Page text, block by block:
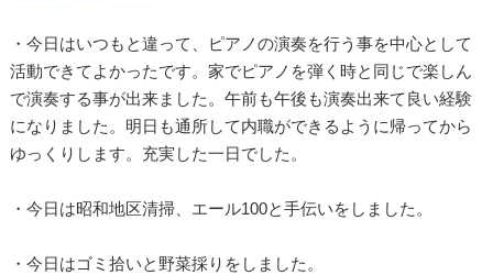
・今日はいつもと違って、ピアノの演奏を行う事を中心として
活動できてよかったです。家でピアノを弾く時と同じで楽しん
で演奏する事が出来ました。午前も午後も演奏出来て良い経験
になりました。明日も通所して内職ができるように帰ってから
ゆっくりします。充実した一日でした。
・今日は昭和地区清掃、エール100と手伝いをしました。
・今日はゴミ拾いと野菜採りをしました。